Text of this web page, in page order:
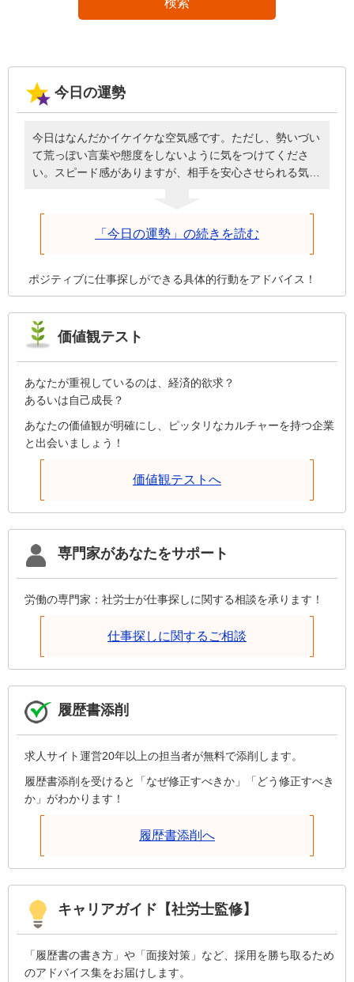
検索
今日の運勢
今日はなんだかイケイケな空気感です。ただし、勢いづい
て荒っぽい言葉や態度をしないように気をつけてくださ
い。スピード感がありますが、相手を安心させられる気遣
意周到を心がけ、準備を怠らなければ周囲の勢いに流され
ることにはなりません。自分自身の価値を信じて進んでく
気をつけて。
「今日の運勢」の続きを読む
ポジティブに仕事探しができる具体的行動をアドバイス！
価値観テスト
あなたが重視しているのは、経済的欲求？
あるいは自己成長？
あなたの価値観が明確にし、ピッタリなカルチャーを持つ企業
と出会いましょう！
価値観テストへ
専門家があなたをサポート
労働の専門家：社労士が仕事探しに関する相談を承ります！
仕事探しに関するご相談
履歴書添削
求人サイト運営20年以上の担当者が無料で添削します。
履歴書添削を受けると「なぜ修正すべきか」「どう修正すべき
か」がわかります！
履歴書添削へ
キャリアガイド【社労士監修】
「履歴書の書き方」や「面接対策」など、採用を勝ち取るため
のアドバイス集をお届けします。